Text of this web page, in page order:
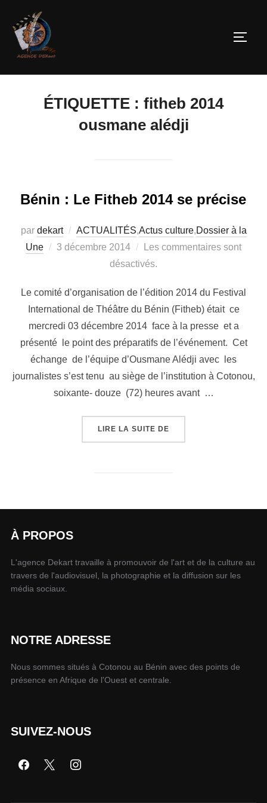
ÉTIQUETTE : fitheb 2014
ousmane alédji
Bénin : Le Fitheb 2014 se précise
par dekart ACTUALITÉS,Actus culture,Dossier à la
Une
3 décembre 2014
Les commentaires sont
désactivés.
Le comité d’organisation de l’édition 2014 du Festival
International de Théâtre du Bénin (Fitheb) était ce
mercredi 03 décembre 2014 face à la presse et a
présenté le point des préparatifs de l’événement. Cet
échange de l’équipe d’Ousmane Alédji avec les
journalistes s’est tenu au siège de l’institution à Cotonou,
soixante- douze (72) heures avant …
LIRE LA SUITE DE
À PROPOS
L'agence Dekart travaille à promouvoir de l'art et de la culture au
travers de l'audiovisuel, la photographie et la diffusion sur les
média sociaux.
NOTRE ADRESSE
Nous sommes situés à Cotonou au Bénin avec des points de
présence en Afrique de l'Ouest et centrale.
SUIVEZ-NOUS